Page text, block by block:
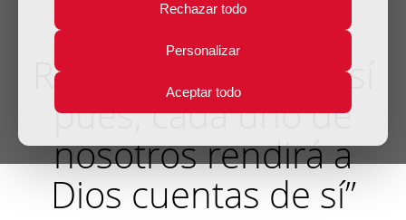
Rechazar todo
Personalizar
Aceptar todo
Revista CR:
Responsabilidad. “Así
pues, cada uno de
nosotros rendirá a
Dios cuentas de sí”